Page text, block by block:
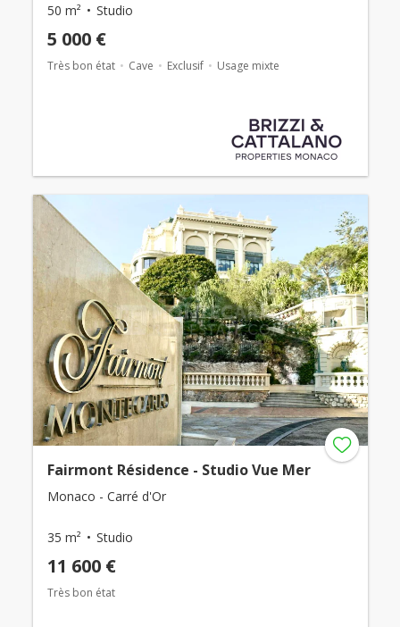
50 m² Studio
5 000 €
Très bon état Cave Exclusif Usage mixte
Fairmont Résidence - Studio Vue Mer
Monaco - Carré d'Or
35 m² Studio
11 600 €
Très bon état